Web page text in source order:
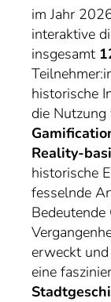
im Jahr
interaktive
insgesamt
historische
die Nutzung
Reality-
historische
fesselnde
erweckt
eine